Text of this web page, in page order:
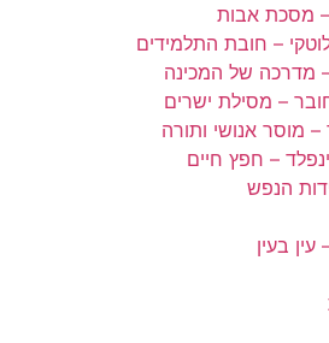
מסכת אבות
– חובת התלמידים
מדרכה של המכינה
– מסילת ישרים
מוסר אנושי ותורה
– חפץ חיים
הנפש
בעין